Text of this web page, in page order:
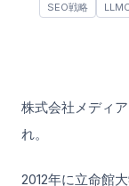
SEO戦略
株式会社メディ
れ。
2012年に立命館